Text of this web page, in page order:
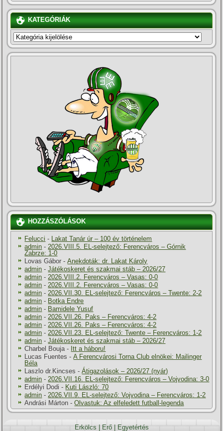
KATEGÓRIÁK
KATEGÓRIÁK
HOZZÁSZÓLÁSOK
Felucci - Lakat Tanár úr – 100 év történelem
admin -2026.VIII.5. EL-selejtező: Ferencváros – Górnik
Zabrze: 1-0
Lovas Gábor -Anekdoták: dr. Lakat Károly
admin -Játékoskeret és szakmai stáb – 2026/27
admin -2026.VIII.2. Ferencváros – Vasas: 0-0
admin -2026.VIII.2. Ferencváros – Vasas: 0-0
admin -2026.VII.30. EL-selejtező: Ferencváros – Twente: 2-2
admin - Botka Endre
admin - Bamidele Yusuf
admin -2026.VII.26. Paks – Ferencváros: 4-2
admin -2026.VII.26. Paks – Ferencváros: 4-2
admin -2026.VII.23. EL-selejtező: Twente – Ferencváros: 1-2
admin -Játékoskeret és szakmai stáb – 2026/27
Charbel Bouja- Itt a háboru!
Lucas Fuentes -A Ferencvárosi Torna Club elnökei: Mailinger
Béla
Laszlo dr.Kincses -Átigazolások – 2026/27 (nyár)
admin -2026.VII.16. EL-selejtező: Ferencváros – Vojvodina: 3-0
Erdélyi Dodi - Kuti László: 70
admin -2026.VII.9. EL-selejtező: Vojvodina – Ferencváros: 1-2
Andrási Márton -Olvastuk: Az elfeledett futball-legenda
Erkölcs | Erő| Egyetértés